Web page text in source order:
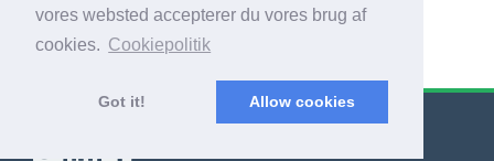
vores websted accepterer du vores brug af
cookies. Cookiepolitik
Got it! Allow cookies
© Export Worldwide 2026